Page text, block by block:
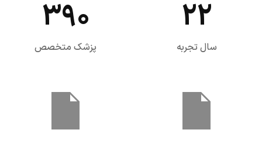
22
سال تجربه
390
پزشک متخصص